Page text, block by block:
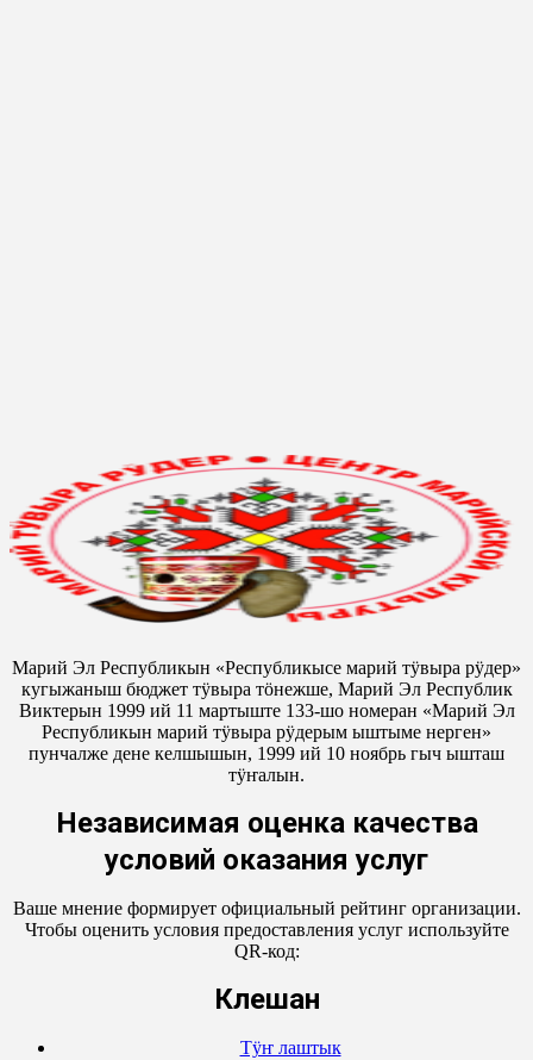
Марий Эл Республикын «Республикысе марий тӱвыра рӱдер»
кугыжаныш бюджет тӱвыра тӧнежше, Марий Эл Республик
Виктерын 1999 ий 11 мартыште 133-шо номеран «Марий Эл
Республикын марий тӱвыра рӱдерым ыштыме нерген»
пунчалже дене келшышын, 1999 ий 10 ноябрь гыч ышташ
тӱҥалын.
Независимая оценка качества
условий оказания услуг
Ваше мнение формирует официальный рейтинг организации.
Чтобы оценить условия предоставления услуг используйте
QR-код:
Кӱлешан
Тӱҥ лаштык